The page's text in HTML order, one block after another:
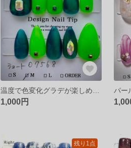
1,000円
パー
残り1点